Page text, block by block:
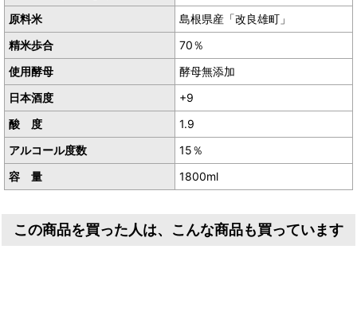
原料米
島根県産「改良雄町」
精米歩合
70％
使用酵母
酵母無添加
日本酒度
+9
酸 度
1.9
アルコール度数
15％
容 量
1800ml
この商品を買った人は、こんな商品も買っています